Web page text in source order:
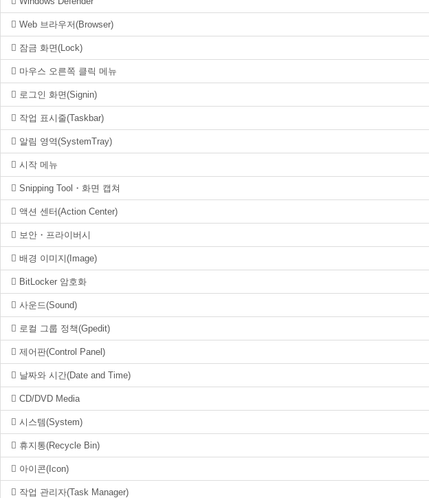
Web 브라우저(Browser)
잠금 화면(Lock)
마우스 오른쪽 클릭 메뉴
로그인 화면(Signin)
작업 표시줄(Taskbar)
알림 영역(SystemTray)
시작 메뉴
Snipping Tool・화면 캡쳐
액션 센터(Action Center)
보안・프라이버시
배경 이미지(Image)
BitLocker 암호화
사운드(Sound)
로컬 그룹 정책(Gpedit)
제어판(Control Panel)
날짜와 시간(Date and Time)
CD/DVD Media
시스템(System)
휴지통(Recycle Bin)
아이콘(Icon)
작업 관리자(Task Manager)